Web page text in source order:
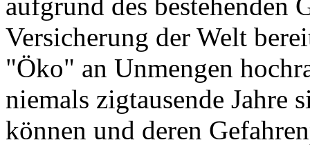
aufgrund des bestehenden
Versicherung der Welt
"Öko" an Unmengen
niemals zigtausende Jahre
können und deren